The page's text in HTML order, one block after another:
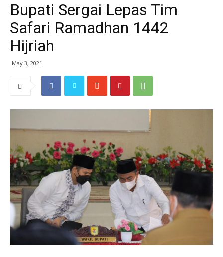
Bupati Sergai Lepas Tim
Safari Ramadhan 1442
Hijriah
May 3, 2021